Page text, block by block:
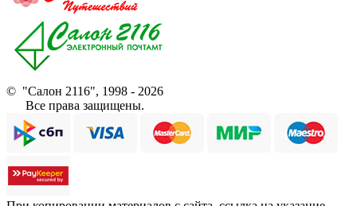
© "Салон 2116", 1998 - 2026
Все права защищены.